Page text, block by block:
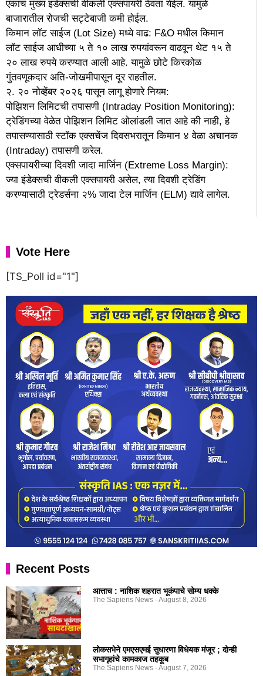
एकाच मुख्य इंडेक्सची वीकली एक्सपायरी ठेवता येईल. यामुळे
बाजारातील रोजची सट्टेबाजी कमी होईल.
किमान लॉट साईज (Lot Size) मध्ये वाढ: F&O मधील किमान
लॉट साईज आधीच्या ५ ते १० लाख रुपयांवरून वाढवून थेट १५ ते
२० लाख रुपये करण्यात आली आहे. यामुळे छोटे किरकोळ
गुंतवणूकदार अति-जोखमीपासून दूर राहतील.
२. २० नोव्हेंबर २०२६ पासून लागू होणारे नियम:
पोझिशन लिमिटची तपासणी (Intraday Position Monitoring):
ट्रेडिंगच्या वेळेत पोझिशन लिमिट ओलांडली जात आहे की नाही, हे
तपासण्यासाठी स्टॉक एक्सचेंज दिवसभरातून किमान ४ वेळा अचानक
(Intraday) तपासणी करेल.
एक्सपायरीच्या दिवशी जादा मार्जिन (Extreme Loss Margin):
ज्या इंडेक्सची वीकली एक्सपायरी असेल, त्या दिवशी ट्रेडिंग
करण्यासाठी ट्रेडर्सना २% जादा टेल मार्जिन (ELM) द्यावे लागेल.
Vote Here
[TS_Poll id="1"]
Recent Posts
आत्ताच : नाशिक शहरात भूकंपाचे सोम्य धक्के
The Sapiens News August 8, 2026
लोकसभेने एमएसएमई सुधारणा विधेयक मंजूर ; दोन्ही
सभागृहांचे कामकाज तहकूब
The Sapiens News August 7, 2026